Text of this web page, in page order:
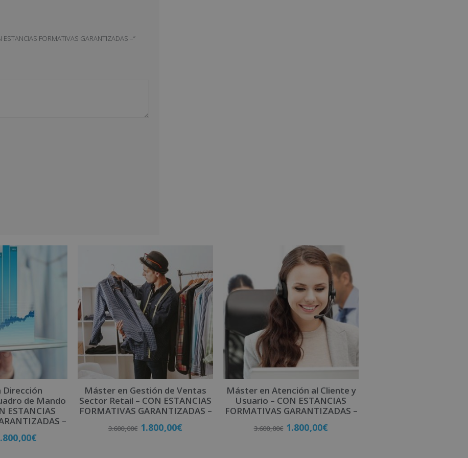
FORMATIVAS GARANTIZADAS –”
Dirección
de Mando
ESTANCIAS
–
€
Máster en Gestión de Ventas
Sector Retail – CON ESTANCIAS
FORMATIVAS GARANTIZADAS –
3.600,00€ 1.800,00€
Máster en Atención al Cliente y
Usuario – CON ESTANCIAS
FORMATIVAS GARANTIZADAS –
3.600,00€ 1.800,00€